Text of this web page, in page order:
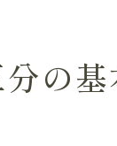
の